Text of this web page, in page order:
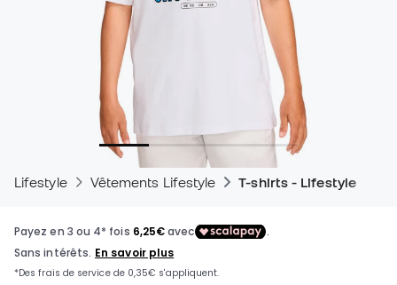
Lifestyle Vêtements Lifestyle T-shirts - Lifestyle